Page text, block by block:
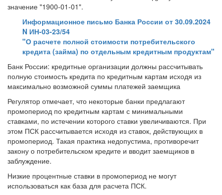
значение "1900-01-01".
Информационное письмо Банка России от 30.09.2024
N ИН-03-23/54
"О расчете полной стоимости потребительского
кредита (займа) по отдельным кредитным продуктам"
Банк России: кредитные организации должны рассчитывать
полную стоимость кредита по кредитным картам исходя из
максимально возможной суммы платежей заемщика
Регулятор отмечает, что некоторые банки предлагают
промопериод по кредитным картам с минимальными
ставками, по истечении которого ставки увеличиваются. При
этом ПСК рассчитывается исходя из ставок, действующих в
промопериод. Такая практика недопустима, противоречит
закону о потребительском кредите и вводит заемщиков в
заблуждение.
Низкие процентные ставки в промопериод не могут
использоваться как база для расчета ПСК.